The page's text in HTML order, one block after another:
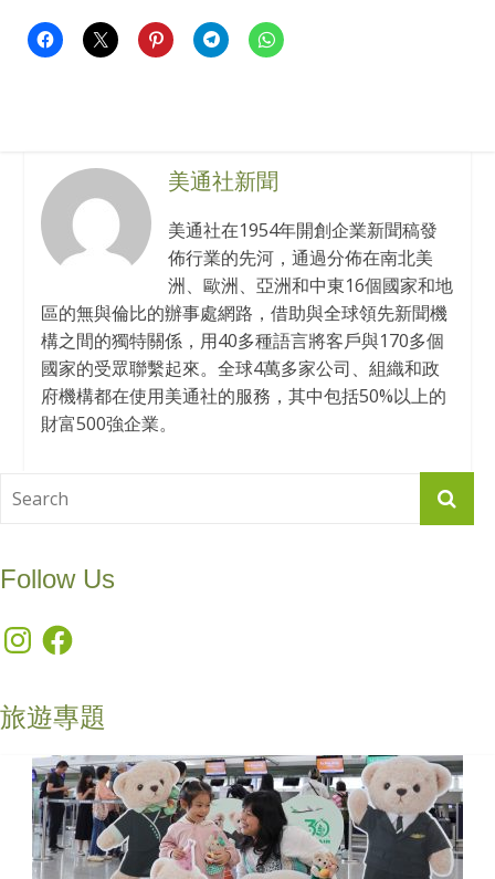
美通社新聞
美通社在1954年開創企業新聞稿發
佈行業的先河，通過分佈在南北美
洲、歐洲、亞洲和中東16個國家和地
區的無與倫比的辦事處網路，借助與全球領先新聞機
構之間的獨特關係，用40多種語言將客戶與170多個
國家的受眾聯繫起來。全球4萬多家公司、組織和政
府機構都在使用美通社的服務，其中包括50%以上的
財富500強企業。
Follow Us
InstagramFacebook
旅遊專題